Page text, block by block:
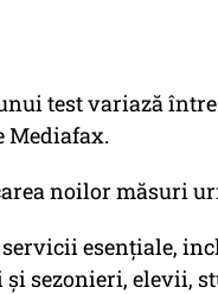
test variază
Mediafax.
noilor măsuri
servicii esenţiale,
sezonieri, elevii,